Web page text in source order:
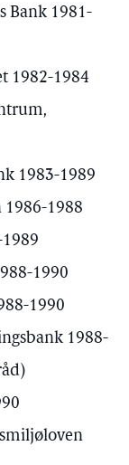
Bank 1981-
1982-1984
1983-1989
1986-1988
1990
1990
1988-